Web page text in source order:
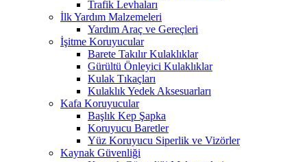
Trafik Levhaları
İlk Yardım Malzemeleri
Yardım Araç ve Gereçleri
İşitme Koruyucular
Barete Takılır Kulaklıklar
Gürültü Önleyici Kulaklıklar
Kulak Tıkaçları
Kulaklık Yedek Aksesuarları
Kafa Koruyucular
Başlık Kep Şapka
Koruyucu Baretler
Yüz Koruyucu Siperlik ve Vizörler
Kaynak Güvenliği